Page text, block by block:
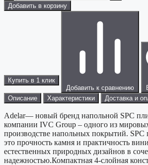
Добавить в корзину
Купить в 1 клик
Добавить к сравнению
Описание
Характеристики Доставка и
Adelar— новый бренд напольной SPC
компании IVC Group – одного из
производстве напольных покрытий. SPC
это прочность камня и практичность
естественных природных дизайнов в
надежностью.Компактная 4-слойная